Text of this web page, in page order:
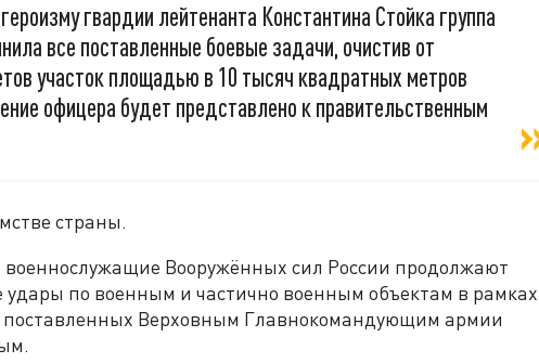
гвардии лейтенанта Константина Стойка группа
все поставленные боевые задачи, очистив от
участок площадью в 10 тысяч квадратных метров
офицера будет представлено к правительственным
страны.
Вооружённых сил России продолжают
по военным и частично военным объектам в рамках
Верховным Главнокомандующим армии